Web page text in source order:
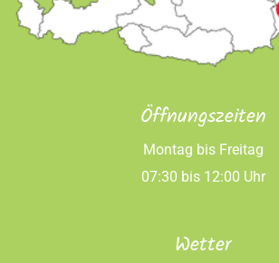
Öffnungszeiten
Montag bis Freitag
07:30 bis 12:00 Uhr
Wetter